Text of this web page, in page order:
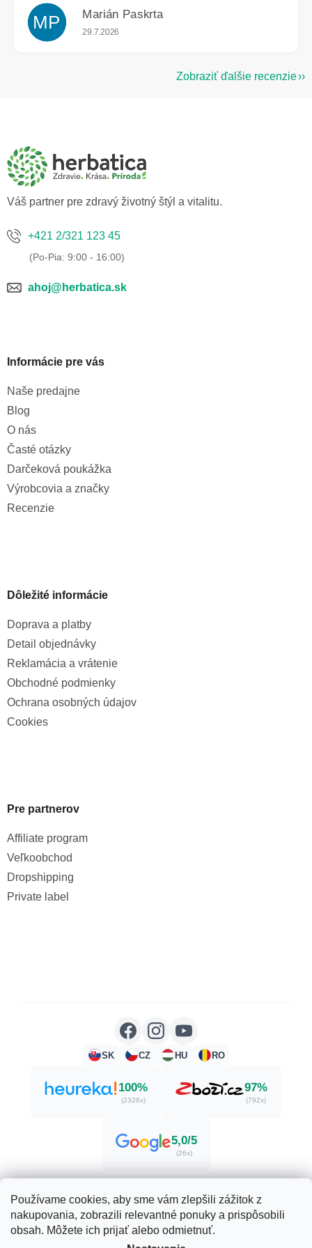
Používame cookies, aby sme vám zlepšili zážitok z
nakupovania, zobrazili relevantné ponuky a prispôsobili
obsah. Môžete ich prijať alebo odmietnuť.
MP Marián Paskrta
Hodnotenie obchodu je 5 z 5 hviezdičiek.
29.7.2026
Zobraziť ďalšie recenzie
Váš partner pre zdravý životný štýl a vitalitu.
+421 2/321 123 45
ahoj@herbatica.sk
Informácie pre vás
Naše predajne
Blog
O nás
Časté otázky
Darčeková poukážka
Výrobcovia a značky
Recenzie
Dôležité informácie
Doprava a platby
Detail objednávky
Reklamácia a vrátenie
Obchodné podmienky
Ochrana osobných údajov
Cookies
Pre partnerov
Affiliate program
Veľkoobchod
Dropshipping
Private label
SK CZ HU RO
100%
(2326x)
97%
(792x)
5,0/5
(26x)
Vytvoril Shoptet